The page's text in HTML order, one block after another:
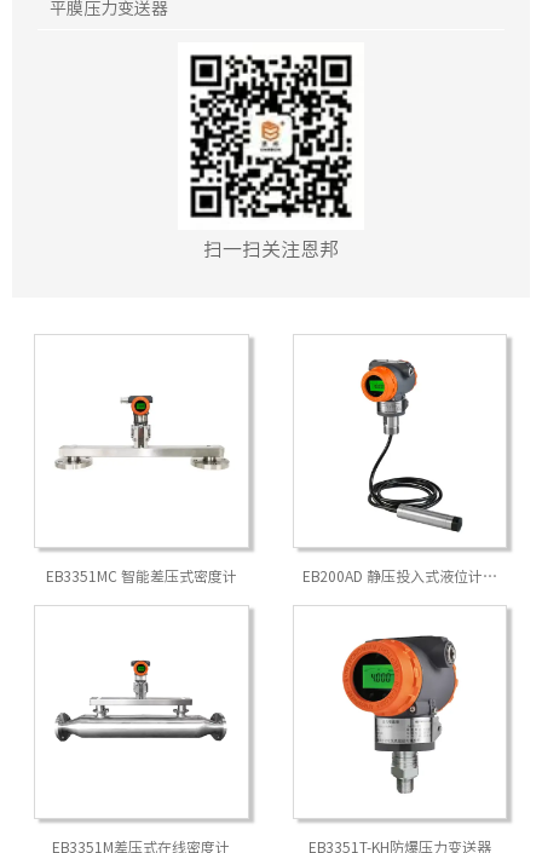
平膜压力变送器
扫一扫关注恩邦
EB3351MC 智能差压式密度计
EB200AD 静压投入式液位计变
EB3351M差压式在线密度计 EB3351T-KH防爆压力变送器